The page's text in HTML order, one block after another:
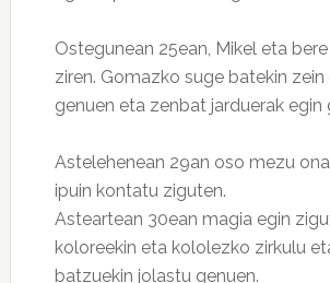
Ostegunean 25ean, Mikel eta
ziren. Gomazko suge batekin
genuen eta zenbat jarduerak egin
Astelehenean 29an oso mezu
ipuin kontatu ziguten.
Asteartean 30ean magia egin
koloreekin eta kololezko zirkulu
batzuekin jolastu genuen.